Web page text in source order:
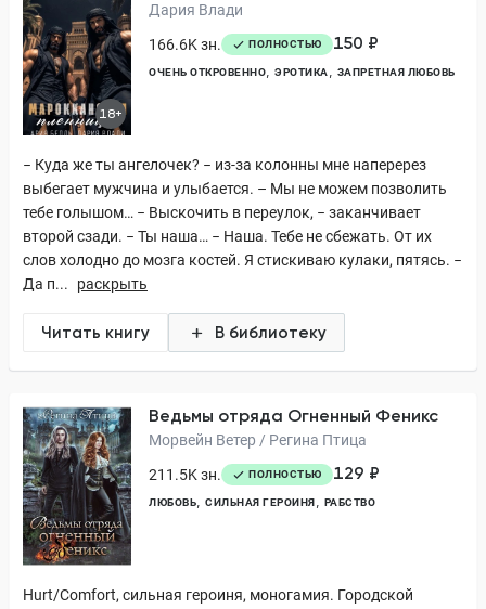
18+
Дария Влади
166.6K зн.
ПОЛНОСТЬЮ 150 ₽
ОЧЕНЬ ОТКРОВЕННО ЭРОТИКА ЗАПРЕТНАЯ ЛЮБОВЬ
− Куда же ты ангелочек? − из-за колонны мне наперерез
выбегает мужчина и улыбается. – Мы не можем позволить
тебе голышом… − Выскочить в переулок, − заканчивает
второй сзади. − Ты наша… − Наша. Тебе не сбежать. От их
слов холодно до мозга костей. Я стискиваю кулаки, пятясь. −
Да п...
раскрыть
Читать книгу В библиотеку
Ведьмы отряда Огненный Феникс
Морвейн Ветер / Регина Птица
211.5K зн.
ПОЛНОСТЬЮ 129 ₽
ЛЮБОВЬ СИЛЬНАЯ ГЕРОИНЯ РАБСТВО
Hurt/Comfort, сильная героиня, моногамия. Городской